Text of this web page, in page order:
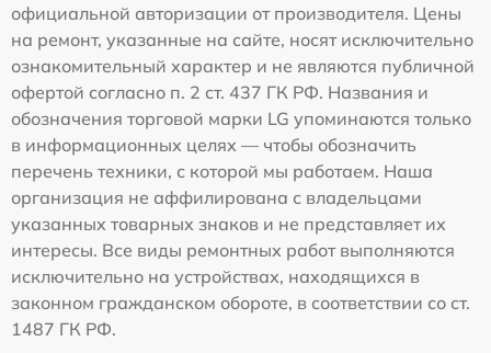
официальной авторизации от производителя. Цены
на ремонт, указанные на сайте, носят исключительно
ознакомительный характер и не являются публичной
офертой согласно п. 2 ст. 437 ГК РФ. Названия и
обозначения торговой марки LG упоминаются только
в информационных целях — чтобы обозначить
перечень техники, с которой мы работаем. Наша
организация не аффилирована с владельцами
указанных товарных знаков и не представляет их
интересы. Все виды ремонтных работ выполняются
исключительно на устройствах, находящихся в
законном гражданском обороте, в соответствии со ст.
1487 ГК РФ.